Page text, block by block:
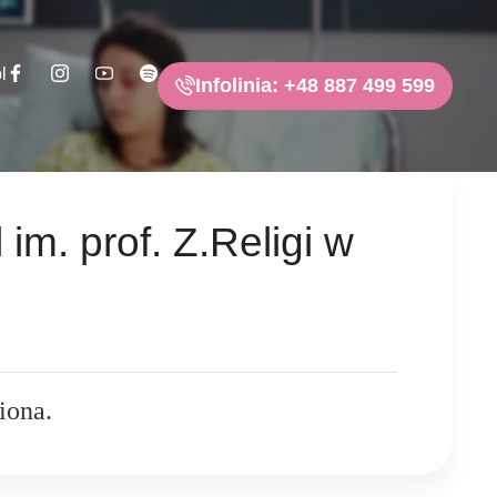
Infolinia: +48 887 499 599
prof. Z.Religi w